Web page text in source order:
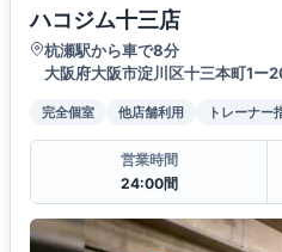
ハコジム十三店
杭瀬駅から車で8分
大阪府大阪市淀川区十三本町1
完全個室 他店舗利用 トレーナー
営業時間
24:00間